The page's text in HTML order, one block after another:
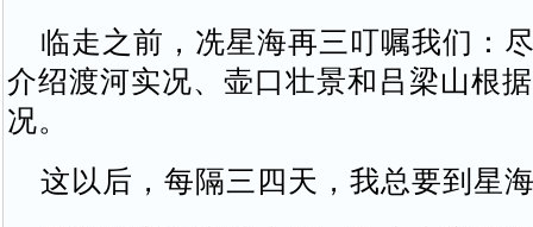
临走之前，冼星海再三叮嘱我们：
介绍渡河实况、壶口壮景和吕梁山根
况。
这以后，每隔三四天，我总要到星